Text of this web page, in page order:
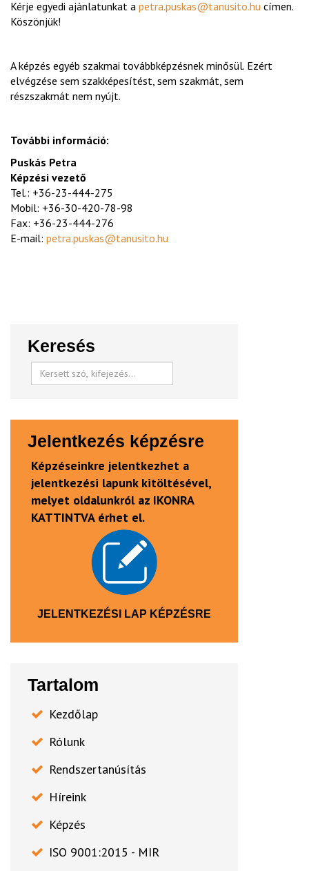
Kérje egyedi ajánlatunkat a petra.puskas@tanusito.hu címen.
Köszönjük!
A képzés egyéb szakmai továbbképzésnek minősül. Ezért
elvégzése sem szakképesítést, sem szakmát, sem
részszakmát nem nyújt.
További információ:
Puskás Petra
Képzési vezető
Tel.: +36-23-444-275
Mobil: +36-30-420-78-98
Fax: +36-23-444-276
E-mail: petra.puskas@tanusito.hu
Keresés
Jelentkezés képzésre
Képzéseinkre jelentkezhet a
jelentkezési lapunk kitöltésével,
melyet oldalunkról az IKONRA
KATTINTVA érhet el.
JELENTKEZÉSI LAP KÉPZÉSRE
Tartalom
Kezdőlap
Rólunk
Rendszertanúsítás
Híreink
Képzés
ISO 9001:2015 - MIR